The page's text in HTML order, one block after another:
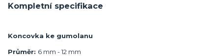
Kompletní specifikace
Koncovka ke gumolanu
Průměr: 6 mm - 12 mm